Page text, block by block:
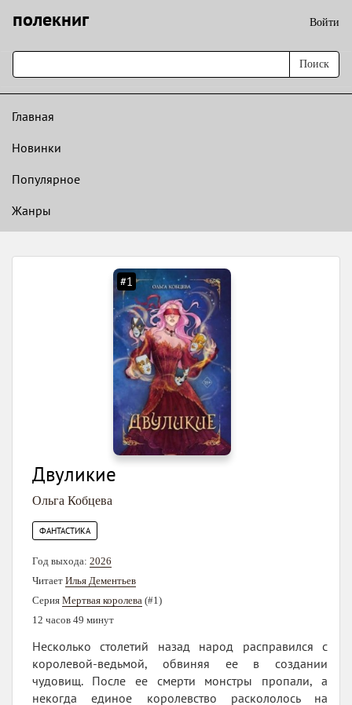
полекниг Войти
Поиск
Главная
Новинки
Популярное
Жанры
#1
Двуликие
Ольга Кобцева
ФАНТАСТИКА
Год выхода: 2026
Читает Илья Дементьев
Серия Мертвая королева (#1)
12 часов 49 минут
Несколько столетий назад народ расправился с
королевой-ведьмой, обвиняя ее в создании
чудовищ. После ее смерти монстры пропали, а
некогда единое королевство раскололось на